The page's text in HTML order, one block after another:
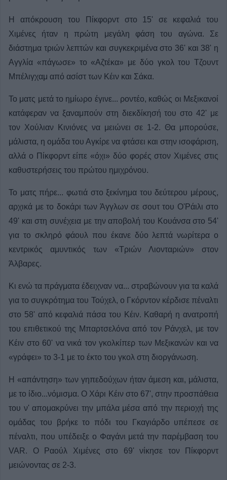
Η απόκρουση του Πίκφορντ στο 15' σε κεφαλιά του
Χιμένες ήταν η πρώτη μεγάλη φάση του αγώνα. Σε
διάστημα τριών λεπτών και συγκεκριμένα στο 36' και 38' η
Αγγλία «πάγωσε» το «Αζτέκα» με δύο γκολ του Τζουντ
Μπέλιγχαμ από ασίστ των Κέιν και Σάκα.
Το ματς μετά το ημίωρο έγινε... ροντέο, καθώς οι Μεξικανοί
κατάφεραν να ξαναμπούν στη διεκδίκησή του στο 42' με
τον Χούλιαν Κινιόνες να μειώνει σε 1-2. Θα μπορούσε,
μάλιστα, η ομάδα του Αγκίρε να φτάσει και στην ισοφάριση,
αλλά ο Πίκφορντ είπε «όχι» δύο φορές στον Χιμένες στις
καθυστερήσεις του πρώτου ημιχρόνου.
Το ματς πήρε... φωτιά στο ξεκίνημα του δεύτερου μέρους,
αρχικά με το δοκάρι των Άγγλων σε σουτ του Ο'Ράιλι στο
49' και στη συνέχεια με την αποβολή του Κουάνσα στο 54'
για το σκληρό φάουλ που έκανε δύο λεπτά νωρίτερα ο
κεντρικός αμυντικός των «Τριών Λιονταριών» στον
Άλβαρες.
Κι ενώ τα πράγματα έδειχναν να... στραβώνουν για τα καλά
για το συγκρότημα του Τούχελ, ο Γκόρντον κέρδισε πέναλτι
στο 58' από κεφαλιά πάσα του Κέιν. Καθαρή η ανατροπή
του επιθετικού της Μπαρτσελόνα από τον Ράνχελ, με τον
Κέιν στο 60' να νικά τον γκολκίπερ των Μεξικανών και να
«γράφει» το 3-1 με το έκτο του γκολ στη διοργάνωση.
Η «απάντηση» των γηπεδούχων ήταν άμεση και, μάλιστα,
με το ίδιο...νόμισμα. Ο Χάρι Κέιν στο 67', στην προσπάθεια
του ν' απομακρύνει την μπάλα μέσα από την περιοχή της
ομάδας του βρήκε το πόδι του Γκαγιάρδο υπέπεσε σε
πέναλτι, που υπέδειξε ο Φαγάνι μετά την παρέμβαση του
VAR. Ο Ραούλ Χιμένες στο 69' νίκησε τον Πίκφορντ
μειώνοντας σε 2-3.